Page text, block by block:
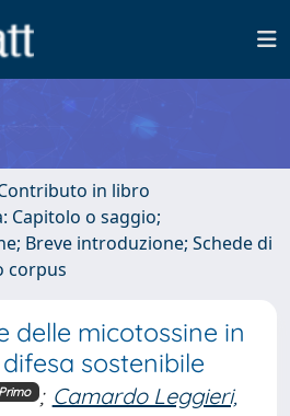
in libro
Capitolo o saggio;
Breve introduzione; Schede di
corpus
delle micotossine in
sostenibile
Primo ; Camardo Leggieri,